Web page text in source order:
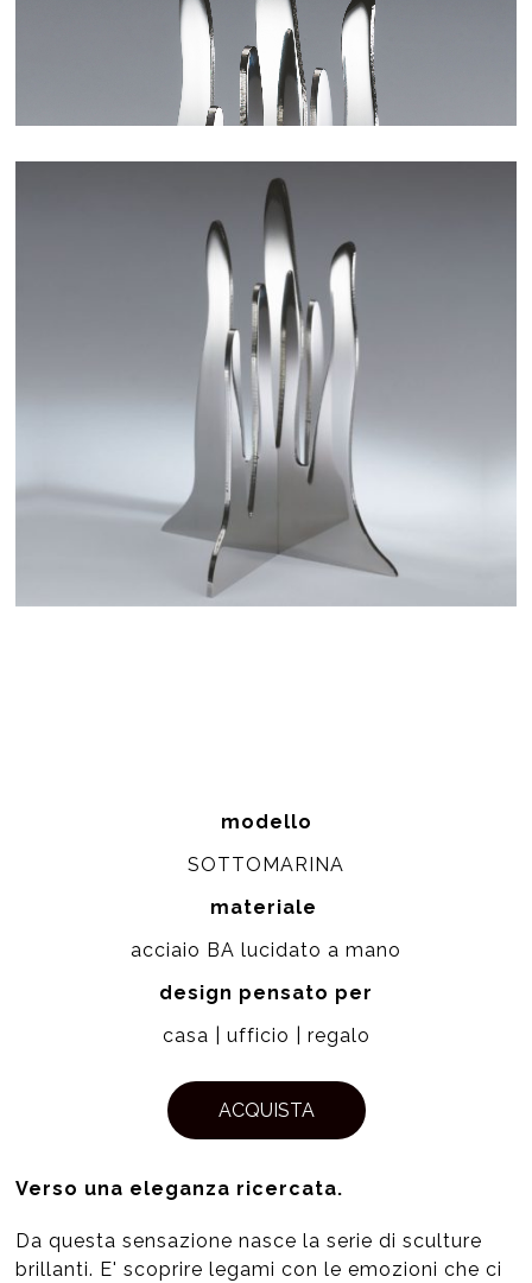
modello
SOTTOMARINA
materiale
acciaio BA lucidato a mano
design pensato per
casa | ufficio | regalo
ACQUISTA
Verso una eleganza ricercata.
Da questa sensazione nasce la serie di sculture
brillanti. E' scoprire legami con le emozioni che ci